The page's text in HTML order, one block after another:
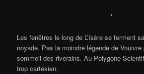
*
Les fenêtres le long de L’Isère se ferment
noyade. Pas la moindre légende de Vouivre
sommeil des riverains. Au Polygone
trop cartésien.